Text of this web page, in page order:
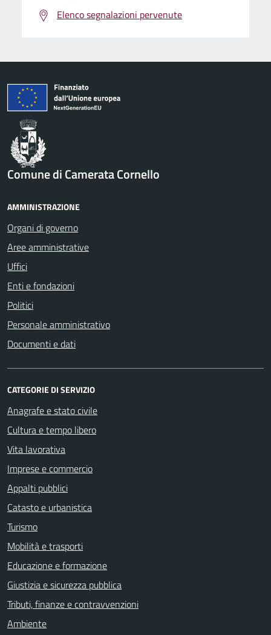
Elenco segnalazioni pervenute
Comune di Camerata Cornello
AMMINISTRAZIONE
Organi di governo
Aree amministrative
Uffici
Enti e fondazioni
Politici
Personale amministrativo
Documenti e dati
CATEGORIE DI SERVIZIO
Anagrafe e stato civile
Cultura e tempo libero
Vita lavorativa
Imprese e commercio
Appalti pubblici
Catasto e urbanistica
Turismo
Mobilità e trasporti
Educazione e formazione
Giustizia e sicurezza pubblica
Tributi, finanze e contravvenzioni
Ambiente